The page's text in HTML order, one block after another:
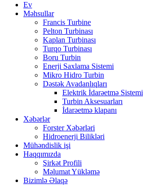
Ev
Məhsullar
Francis Turbine
Pelton Turbinası
Kaplan Turbinası
Turqo Turbinası
Boru Turbin
Enerji Saxlama Sistemi
Mikro Hidro Turbin
Dəstək Avadanlıqları
Elektrik İdarəetmə Sistemi
Turbin Aksesuarları
İdarəetmə klapanı
Xəbərlər
Forster Xəbərləri
Hidroenerji Bilikləri
Mühəndislik işi
Haqqımızda
Şirkət Profili
Məlumat Yükləmə
Bizimlə Əlaqə